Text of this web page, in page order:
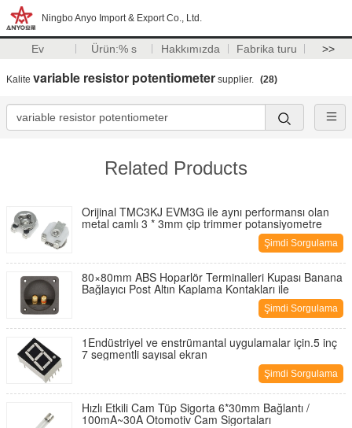
Ningbo Anyo Import & Export Co., Ltd.
Ev Ürün:% s Hakkımızda Fabrika turu >>
Kalite variable resistor potentiometer supplier. (28)
Related Products
Orijinal TMC3KJ EVM3G ile aynı performansı olan
metal camlı 3 * 3mm çip trimmer potansiyometre
Şimdi Sorgulama
80×80mm ABS Hoparlör Terminalleri Kupası Banana
Bağlayıcı Post Altın Kaplama Kontakları ile
Şimdi Sorgulama
1Endüstriyel ve enstrümantal uygulamalar için.5 inç
7 segmentli sayısal ekran
Şimdi Sorgulama
Hızlı Etkili Cam Tüp Sigorta 6*30mm Bağlantı /
100mA~30A Otomotiv Cam Sigortaları